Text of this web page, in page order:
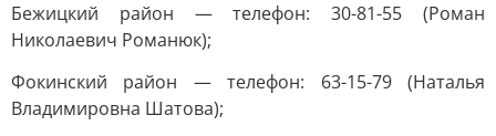
Бежицкий район — телефон: 30-81-55 (Роман
Николаевич Романюк);
Фокинский район — телефон: 63-15-79 (Наталья
Владимировна Шатова);